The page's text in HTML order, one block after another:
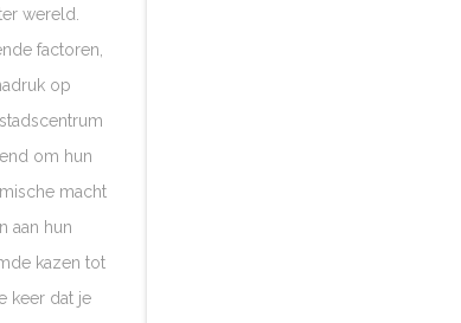
wereld.
factoren,
op
om hun
macht
aan hun
kazen tot
keer dat je